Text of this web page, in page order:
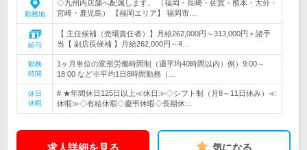
勤務地
◇九州内店舗へ配属します。 （福岡・長崎・佐賀・熊本・大分・
宮崎・鹿児島） 【福岡エリア】 福岡市…
給与
【 主任候補（売場責任者）】月給262,000円～313,000円＋諸手
当【 副店長候補 】月給262,000円～4…
勤務
時間
1ヶ月単位の変形労働時間制（週平均40時間以内）例）9:00～
18:00 など※平均1日8時間勤務（…
休日
休暇
# ★年間休日125日以上≪休日≫◇シフト制（月8～11日休み）≪
休暇≫◇有給休暇◇慶弔休暇◇長期休…
求人詳細を見る 気になる